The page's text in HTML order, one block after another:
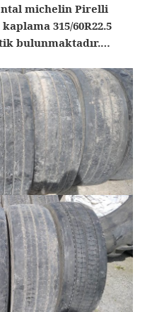
michelin Pirelli
315/60R22.5
bulunmaktadır.…